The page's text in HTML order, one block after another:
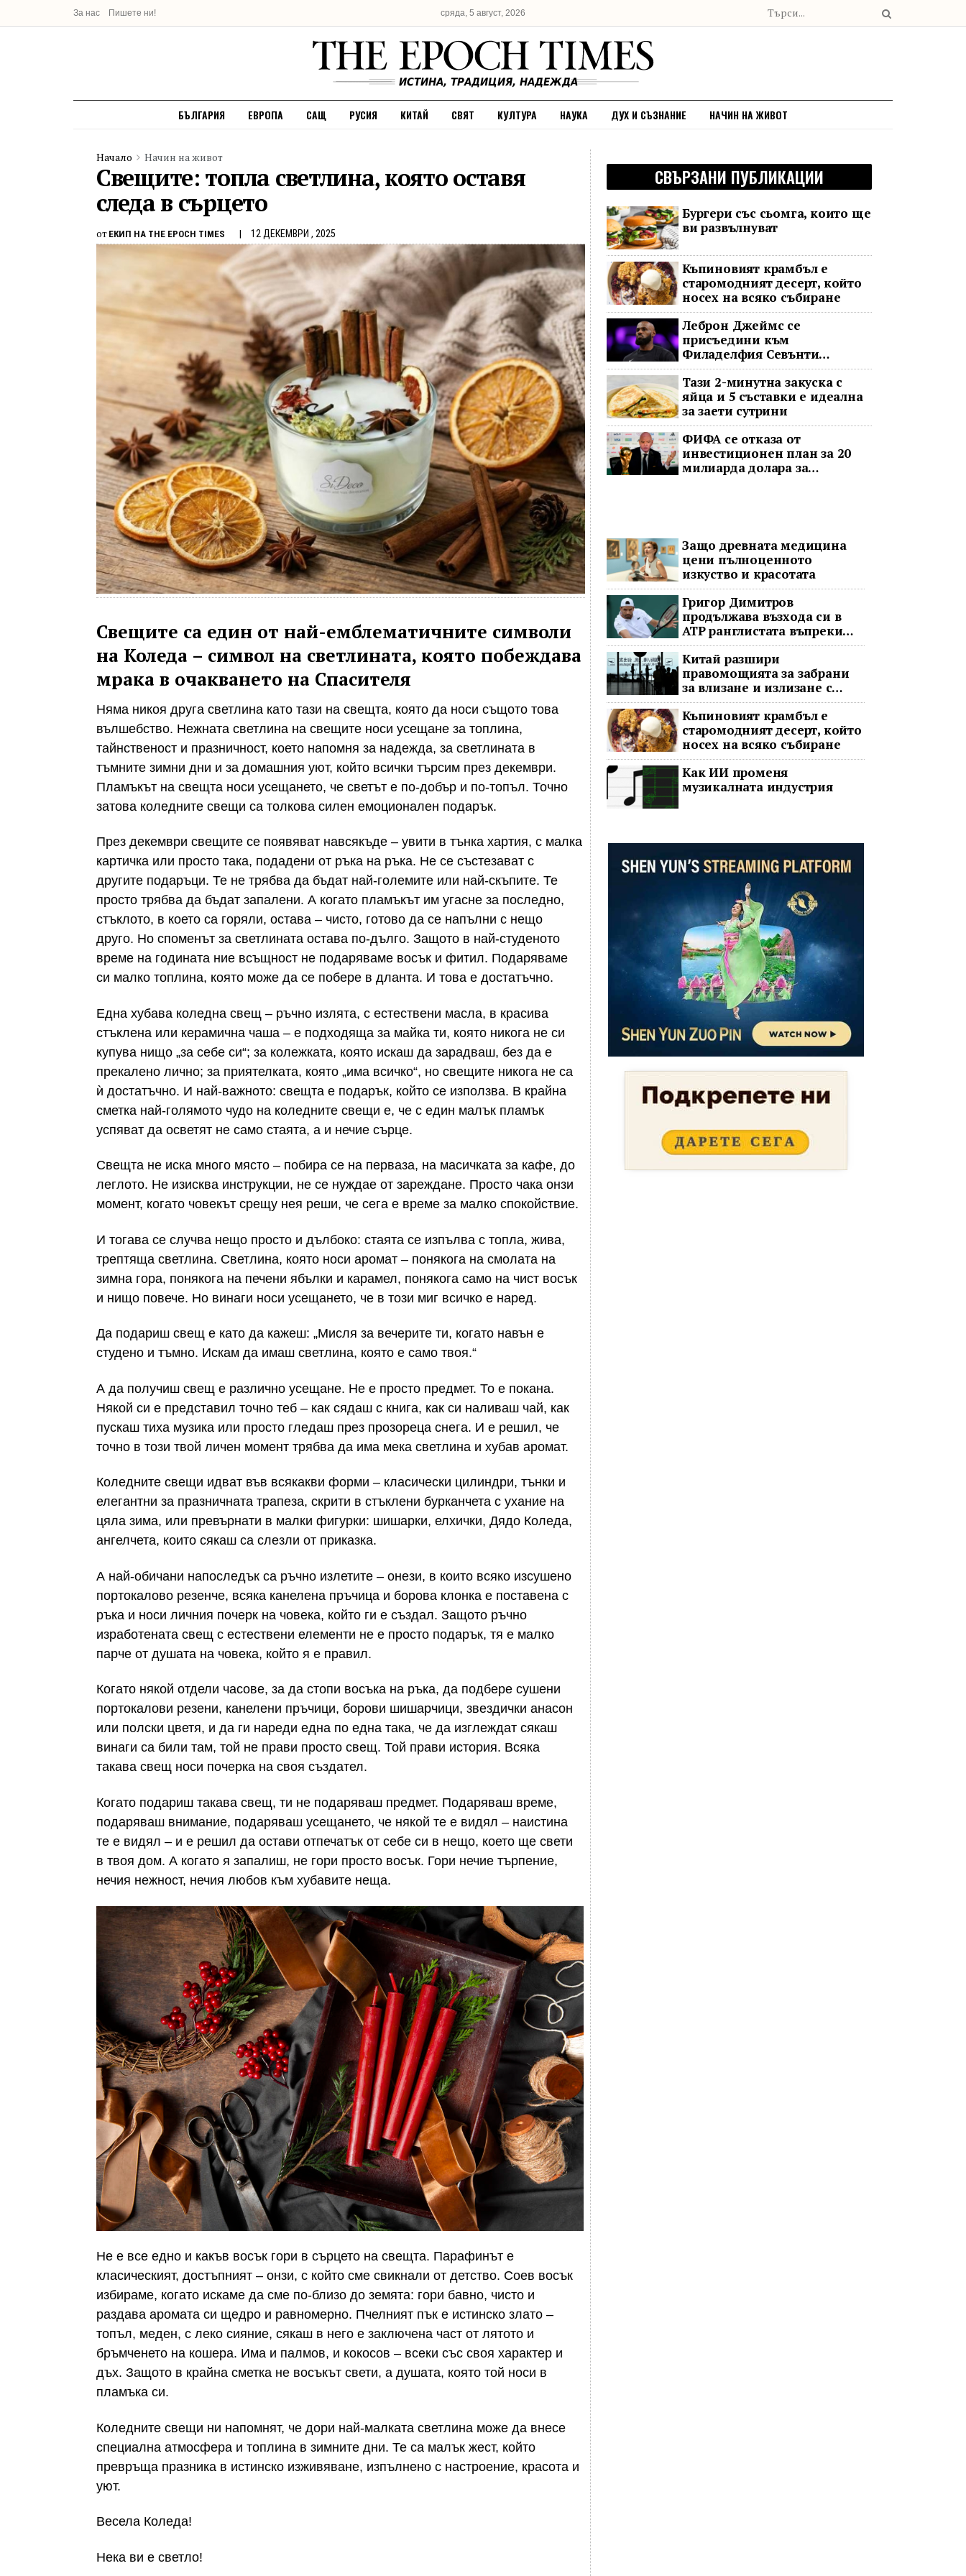
За нас Пишете ни! сряда, 5 август, 2026
БЪЛГАРИЯ ЕВРОПА САЩ РУСИЯ КИТАЙ СВЯТ КУЛТУРА НАУКА ДУХ И СЪЗНАНИЕ НАЧИН НА ЖИВОТ
Начало Начин на живот
Свещите: топла светлина, която оставя
следа в сърцето
от ЕКИП НА THE EPOCH TIMES 12 ДЕКЕМВРИ , 2025
Свещите са един от най-емблематичните символи
на Коледа – символ на светлината, която побеждава
мрака в очакването на Спасителя
Няма никоя друга светлина като тази на свещта, която да носи същото това
вълшебство. Нежната светлина на свещите носи усещане за топлина,
тайнственост и празничност, което напомня за надежда, за светлината в
тъмните зимни дни и за домашния уют, който всички търсим през декември.
Пламъкът на свещта носи усещането, че светът е по-добър и по-топъл. Точно
затова коледните свещи са толкова силен емоционален подарък.
През декември свещите се появяват навсякъде – увити в тънка хартия, с малка
картичка или просто така, подадени от ръка на ръка. Не се състезават с
другите подаръци. Те не трябва да бъдат най-големите или най-скъпите. Те
просто трябва да бъдат запалени. А когато пламъкът им угасне за последно,
стъклото, в което са горяли, остава – чисто, готово да се напълни с нещо
друго. Но споменът за светлината остава по-дълго. Защото в най-студеното
време на годината ние всъщност не подаряваме восък и фитил. Подаряваме
си малко топлина, която може да се побере в дланта. И това е достатъчно.
Една хубава коледна свещ – ръчно излята, с естествени масла, в красива
стъклена или керамична чаша – е подходяща за майка ти, която никога не си
купува нищо „за себе си“; за колежката, която искаш да зарадваш, без да е
прекалено лично; за приятелката, която „има всичко“, но свещите никога не са
ѝ достатъчно. И най-важното: свещта е подарък, който се използва. В крайна
сметка най-голямото чудо на коледните свещи е, че с един малък пламък
успяват да осветят не само стаята, а и нечие сърце.
Свещта не иска много място – побира се на перваза, на масичката за кафе, до
леглото. Не изисква инструкции, не се нуждае от зареждане. Просто чака онзи
момент, когато човекът срещу нея реши, че сега е време за малко спокойствие.
И тогава се случва нещо просто и дълбоко: стаята се изпълва с топла, жива,
трептяща светлина. Светлина, която носи аромат – понякога на смолата на
зимна гора, понякога на печени ябълки и карамел, понякога само на чист восък
и нищо повече. Но винаги носи усещането, че в този миг всичко е наред.
Да подариш свещ е като да кажеш: „Мисля за вечерите ти, когато навън е
студено и тъмно. Искам да имаш светлина, която е само твоя.“
А да получиш свещ е различно усещане. Не е просто предмет. То е покана.
Някой си е представил точно теб – как сядаш с книга, как си наливаш чай, как
пускаш тиха музика или просто гледаш през прозореца снега. И е решил, че
точно в този твой личен момент трябва да има мека светлина и хубав аромат.
Коледните свещи идват във всякакви форми – класически цилиндри, тънки и
елегантни за празничната трапеза, скрити в стъклени бурканчета с ухание на
цяла зима, или превърнати в малки фигурки: шишарки, елхички, Дядо Коледа,
ангелчета, които сякаш са слезли от приказка.
А най-обичани напоследък са ръчно излетите – онези, в които всяко изсушено
портокалово резенче, всяка канелена пръчица и борова клонка е поставена с
ръка и носи личния почерк на човека, който ги е създал. Защото ръчно
изработената свещ с естествени елементи не е просто подарък, тя е малко
парче от душата на човека, който я е правил.
Когато някой отдели часове, за да стопи восъка на ръка, да подбере сушени
портокалови резени, канелени пръчици, борови шишарчици, звездички анасон
или полски цветя, и да ги нареди една по една така, че да изглеждат сякаш
винаги са били там, той не прави просто свещ. Той прави история. Всяка
такава свещ носи почерка на своя създател.
Когато подариш такава свещ, ти не подаряваш предмет. Подаряваш време,
подаряваш внимание, подаряваш усещането, че някой те е видял – наистина
те е видял – и е решил да остави отпечатък от себе си в нещо, което ще свети
в твоя дом. А когато я запалиш, не гори просто восък. Гори нечие търпение,
нечия нежност, нечия любов към хубавите неща.
Не е все едно и какъв восък гори в сърцето на свещта. Парафинът е
класическият, достъпният – онзи, с който сме свикнали от детство. Соев восък
избираме, когато искаме да сме по-близо до земята: гори бавно, чисто и
раздава аромата си щедро и равномерно. Пчелният пък е истинско злато –
топъл, меден, с леко сияние, сякаш в него е заключена част от лятото и
бръмченето на кошера. Има и палмов, и кокосов – всеки със своя характер и
дъх. Защото в крайна сметка не восъкът свети, а душата, която той носи в
пламъка си.
Коледните свещи ни напомнят, че дори най-малката светлина може да внесе
специална атмосфера и топлина в зимните дни. Те са малък жест, който
превръща празника в истинско изживяване, изпълнено с настроение, красота и
уют.
Весела Коледа!
Нека ви е светло!
СВЪРЗАНИ ПУБЛИКАЦИИ
Бургери със сьомга, които ще
ви развълнуват
Къпиновият крамбъл е
старомодният десерт, който
носех на всяко събиране
Леброн Джеймс се
присъедини към
Филаделфия Севънти
Сиксърс с 2-годишен договор
за 8 милиона долара
Тази 2-минутна закуска с
яйца и 5 съставки е идеална
за заети сутрини
ФИФА се отказа от
инвестиционен план за 20
милиарда долара за
Защо древната медицина
цени пълноценното
изкуство и красотата
Григор Димитров
продължава възхода си в
ATP ранглистата въпреки
принудителната пауза
Китай разшири
правомощията за забрани
за влизане и излизане с
всеобхватни нови правила
Къпиновият крамбъл е
старомодният десерт, който
носех на всяко събиране
Как ИИ променя
музикалната индустрия